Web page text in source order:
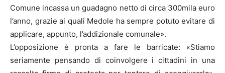
Comune incassa un guadagno netto di circa 300mila euro
l’anno, grazie ai quali Medole ha sempre potuto evitare di
applicare, appunto, l’addizionale comunale».
L’opposizione è pronta a fare le barricate: «Stiamo
seriamente pensando di coinvolgere i cittadini in una